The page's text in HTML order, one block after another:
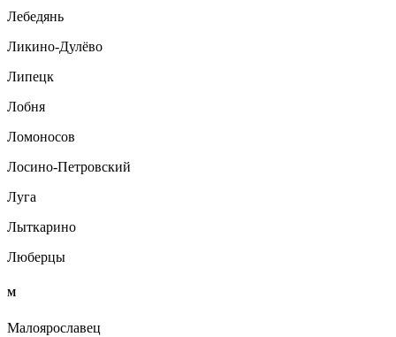
Лебедянь
Ликино-Дулёво
Липецк
Лобня
Ломоносов
Лосино-Петровский
Луга
Лыткарино
Люберцы
М
Малоярославец